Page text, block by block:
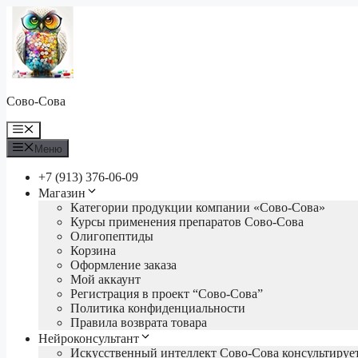
Перейти
содержимому
Сово-Сова
Меню
Меню
+7 (913) 376-06-09
Магазин
Категории продукции компании «Сово-Сова»
Курсы применения препаратов Сово-Сова
Олигопептиды
Корзина
Оформление заказа
Мой аккаунт
Регистрация в проект “Сово-Сова”
Политика конфиденциальности
Правила возврата товара
Нейроконсультант
Искусственный интеллект Сово-Сова